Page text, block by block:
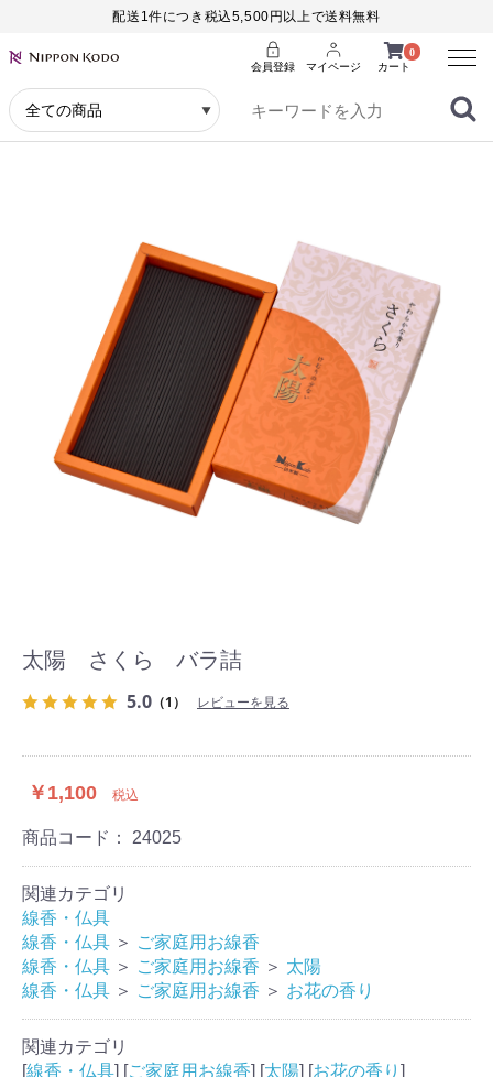
配送1件につき税込5,500円以上で送料無料
0
カート
会員登録 マイページ
Menu
太陽 さくら バラ詰
5.0 （1） レビューを見る
￥1,100 税込
商品コード： 24025
関連カテゴリ
線香・仏具
線香・仏具 ＞ ご家庭用お線香
線香・仏具 ＞ ご家庭用お線香 ＞ 太陽
線香・仏具 ＞ ご家庭用お線香 ＞ お花の香り
関連カテゴリ
[線香・仏具] [ご家庭用お線香] [太陽] [お花の香り ]